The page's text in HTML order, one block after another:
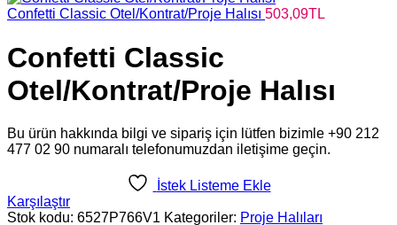
Confetti Classic Otel/Kontrat/Proje Halısı 503,09TL
Confetti Classic
Otel/Kontrat/Proje Halısı
Bu ürün hakkında bilgi ve sipariş için lütfen bizimle +90 212
477 02 90 numaralı telefonumuzdan iletişime geçin.
İstek Listeme Ekle
Karşılaştır
Stok kodu: 6527P766V1 Kategoriler: Proje Halıları